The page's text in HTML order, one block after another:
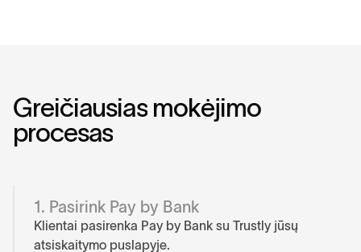
Greičiausias mokėjimo
procesas
1. Pasirink Pay by Bank
Klientai pasirenka Pay by Bank su Trustly jūsų
atsiskaitymo puslapyje.